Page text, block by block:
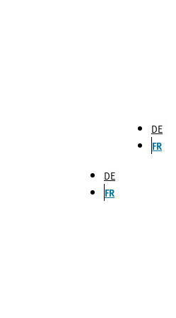
DE
FR
DE
FR